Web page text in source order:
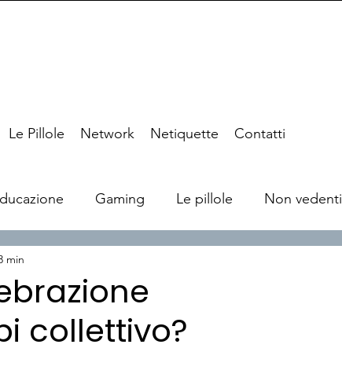
Le Pillole Network Netiquette Contatti
Gaming Le pillole Non vedenti
collettivo?
min